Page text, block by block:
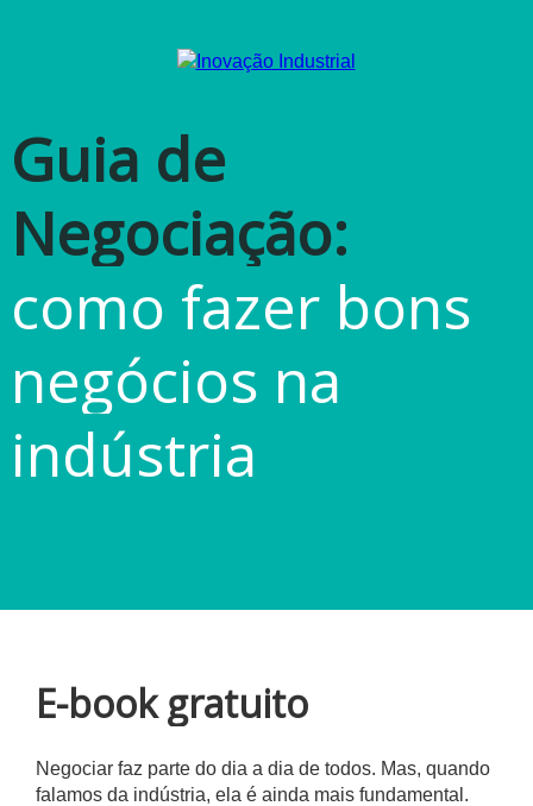
Guia de
Negociação:
como fazer bons
negócios na
indústria
E-book gratuito
Negociar faz parte do dia a dia de todos. Mas, quando
falamos da indústria, ela é ainda mais fundamental.